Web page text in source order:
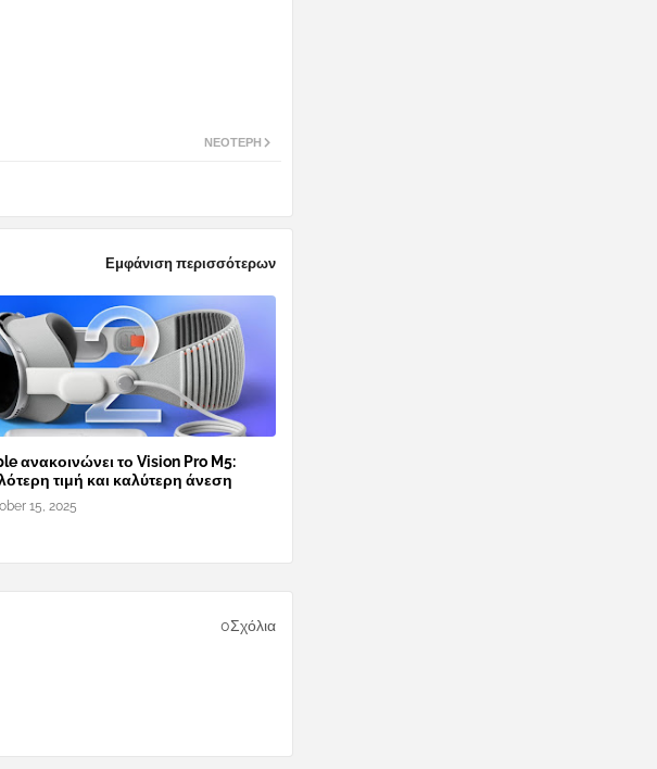
ΝΕΌΤΕΡΗ
Εμφάνιση περισσότερων
ανακοινώνει το Vision Pro M5:
τιμή και καλύτερη άνεση
15, 2025
0Σχόλια